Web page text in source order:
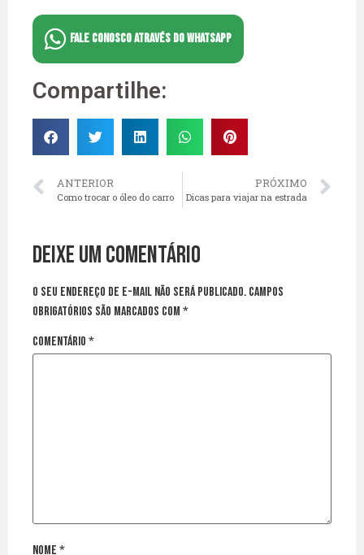
FALE CONOSCO ATRAVÉS DO WHATSAPP
Compartilhe:
ANTERIOR
Como trocar o óleo do carro
PRÓXIMO
Dicas para viajar na estrada
Deixe um comentário
O seu endereço de e-mail não será publicado. Campos
obrigatórios são marcados com *
Comentário *
Nome *